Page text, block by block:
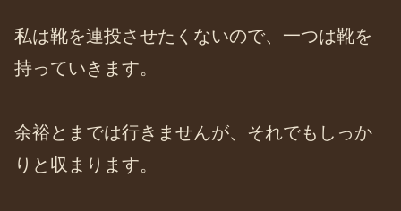
私は靴を連投させたくないので、一つは靴を
持っていきます。
余裕とまでは行きませんが、それでもしっか
りと収まります。